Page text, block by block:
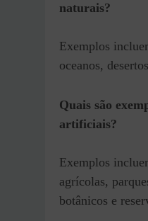
naturais?
Exemplos
oceanos,
Quais são
artificiais?
Exemplos
agrícolas,
botânicos e